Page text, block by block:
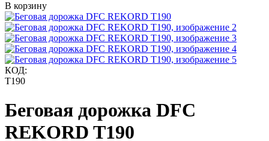
В корзину
КОД:
T190
Беговая дорожка DFC
REKORD T190